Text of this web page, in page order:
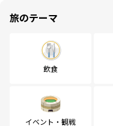
旅のテーマ
飲食
イベント・観戦